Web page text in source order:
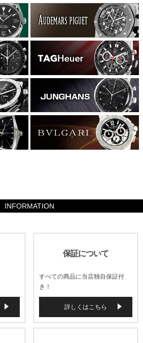
INFORMATION
保証について
すべての商品に当店独自保証付
き！
詳しくはこちら